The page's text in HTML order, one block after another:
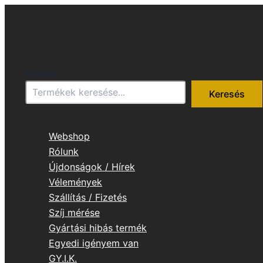
Keresés
Webshop
Rólunk
Újdonságok / Hírek
Vélemények
Szállítás / Fizetés
Szíj mérése
Gyártási hibás termék
Egyedi igényem van
GY.I.K.